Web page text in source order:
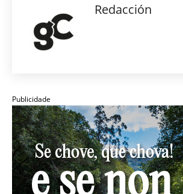
Redacción
Publicidade